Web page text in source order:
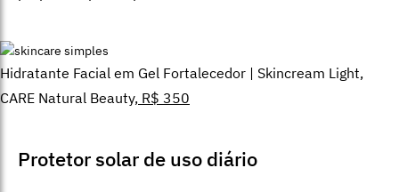
Hidratante Facial em Gel Fortalecedor | Skincream Light,
CARE Natural Beauty, R$ 350
Protetor solar de uso diário